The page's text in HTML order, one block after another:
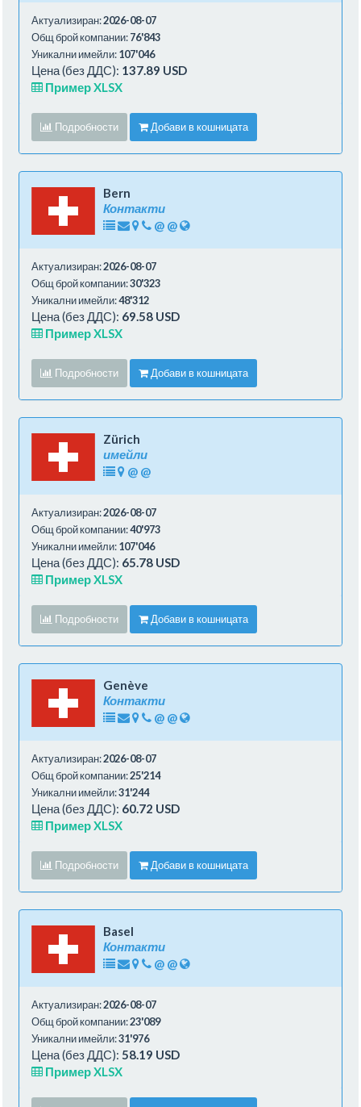
Актуализиран:2026-08-07
Общ брой компании:76'843
Уникални имейли:107'046
Цена (без ДДС): 137.89 USD
Пример XLSX
Подробности Добави в кошницата
Bern
Контакти
@ @
Актуализиран:2026-08-07
Общ брой компании:30'323
Уникални имейли:48'312
Цена (без ДДС): 69.58 USD
Пример XLSX
Подробности Добави в кошницата
Zürich
имейли
@ @
Актуализиран:2026-08-07
Общ брой компании:40'973
Уникални имейли:107'046
Цена (без ДДС): 65.78 USD
Пример XLSX
Подробности Добави в кошницата
Genève
Контакти
@ @
Актуализиран:2026-08-07
Общ брой компании:25'214
Уникални имейли:31'244
Цена (без ДДС): 60.72 USD
Пример XLSX
Подробности Добави в кошницата
Basel
Контакти
@ @
Актуализиран:2026-08-07
Общ брой компании:23'089
Уникални имейли:31'976
Цена (без ДДС): 58.19 USD
Пример XLSX